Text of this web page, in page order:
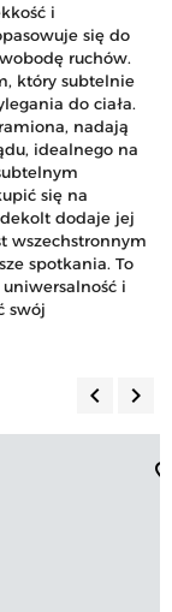
i
się do
ruchów.
który subtelnie
do ciała.
nadają
idealnego na
się na
dodaje jej
wszechstronnym
spotkania. To
i
swój
keyboard_arrow_left keyboard_arrow_right